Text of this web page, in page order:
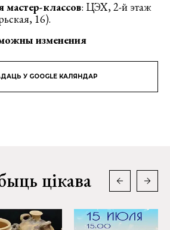
мастер-классов: ЦЭХ, 2-й этаж
16).
изменения
У GOOGLE КАЛЯНДАР
цікава